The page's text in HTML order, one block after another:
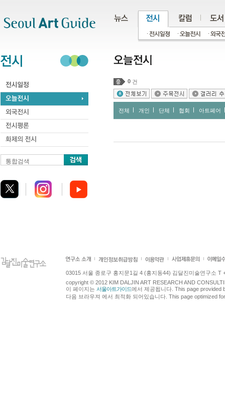
통합검색
0 건
전체 개인 단체 협회 아트페어
03015 서울 종로구 홍지문1길 4 (홍지동44) 김달진미술연구소 T
copyright © 2012 KIM DALJIN ART RESEARCH AND
이 페이지는 서울아트가이드에서 제공됩니다. This page provided
다음 브라우져 에서 최적화 되어있습니다. This page optimized